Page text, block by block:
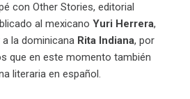
con Other Stories, editorial
al mexicano Yuri Herrera,
a la dominicana Rita Indiana, por
que en este momento también
literaria en español.